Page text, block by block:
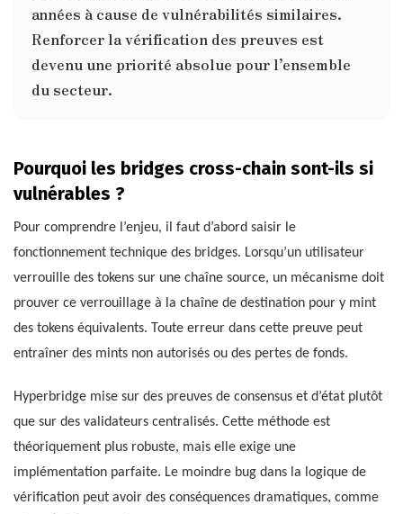
années à cause de vulnérabilités similaires.
Renforcer la vérification des preuves est
devenu une priorité absolue pour l’ensemble
du secteur.
Pourquoi les bridges cross-chain sont-ils si
vulnérables ?
Pour comprendre l’enjeu, il faut d’abord saisir le
fonctionnement technique des bridges. Lorsqu’un utilisateur
verrouille des tokens sur une chaîne source, un mécanisme doit
prouver ce verrouillage à la chaîne de destination pour y mint
des tokens équivalents. Toute erreur dans cette preuve peut
entraîner des mints non autorisés ou des pertes de fonds.
Hyperbridge mise sur des preuves de consensus et d’état plutôt
que sur des validateurs centralisés. Cette méthode est
théoriquement plus robuste, mais elle exige une
implémentation parfaite. Le moindre bug dans la logique de
vérification peut avoir des conséquences dramatiques, comme